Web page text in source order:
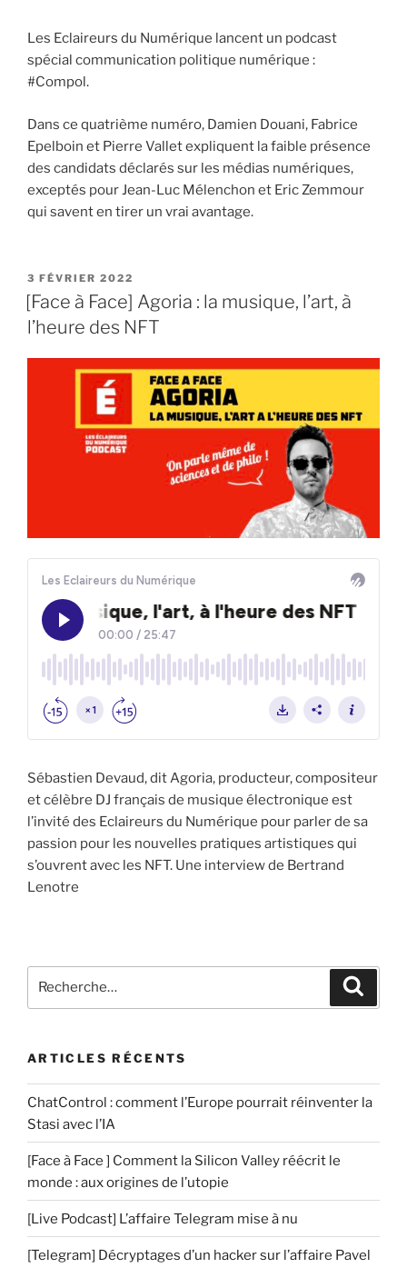
Les Eclaireurs du Numérique lancent un podcast
spécial communication politique numérique :
#Compol.
Dans ce quatrième numéro, Damien Douani, Fabrice
Epelboin et Pierre Vallet expliquent la faible présence
des candidats déclarés sur les médias numériques,
exceptés pour Jean-Luc Mélenchon et Eric Zemmour
qui savent en tirer un vrai avantage.
3 FÉVRIER 2022
[Face à Face] Agoria : la musique, l’art, à
l’heure des NFT
Sébastien Devaud, dit Agoria, producteur, compositeur
et célèbre DJ français de musique électronique est
l’invité des Eclaireurs du Numérique pour parler de sa
passion pour les nouvelles pratiques artistiques qui
s’ouvrent avec les NFT. Une interview de Bertrand
Lenotre
ARTICLES RÉCENTS
ChatControl : comment l’Europe pourrait réinventer la
Stasi avec l’IA
[Face à Face ] Comment la Silicon Valley réécrit le
monde : aux origines de l’utopie
[Live Podcast] L’affaire Telegram mise à nu
[Telegram] Décryptages d’un hacker sur l’affaire Pavel